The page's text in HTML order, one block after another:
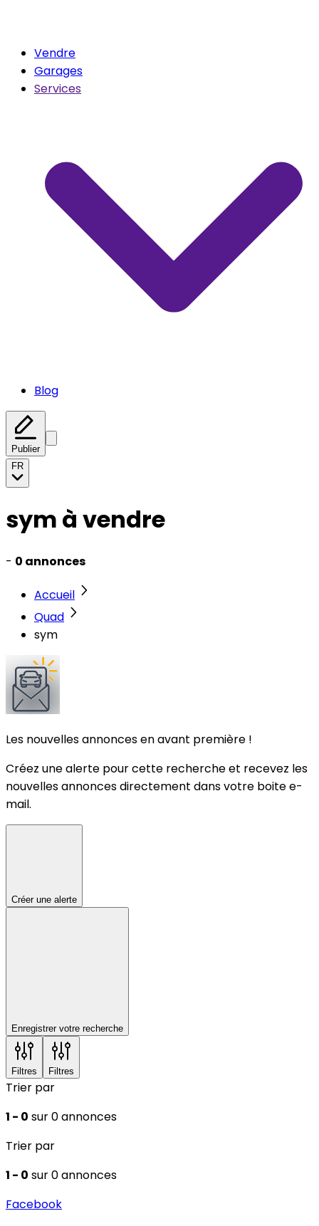
Vendre
Garages
Services
Blog
Publier
FR
sym à vendre
- 0 annonces
Accueil
Quad
sym
Les nouvelles annonces en avant première !
Créez une alerte pour cette recherche et recevez les
nouvelles annonces directement dans votre boite e-
mail.
Créer une alerte
Enregistrer votre recherche
Filtres Filtres
Trier par
1 - 0 sur 0 annonces
Trier par
1 - 0 sur 0 annonces
Facebook